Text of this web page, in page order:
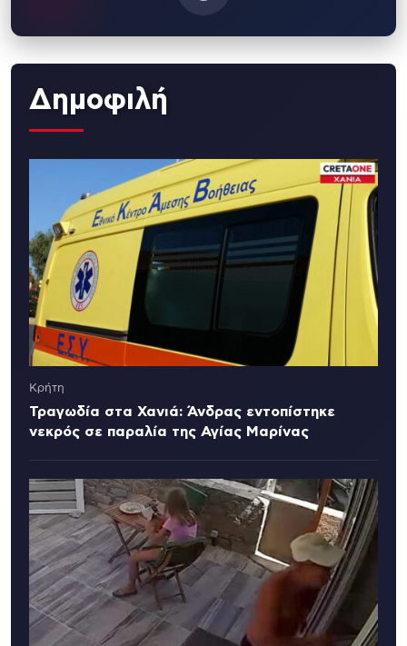
Δημοφιλή
Κρήτη
Τραγωδία στα Χανιά: Άνδρας εντοπίστηκε
νεκρός σε παραλία της Αγίας Μαρίνας